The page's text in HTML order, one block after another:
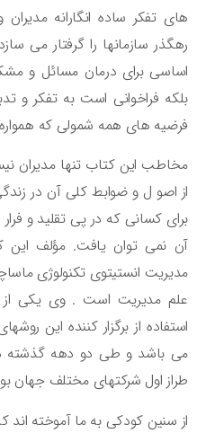
تفکر ساده انگارانه مدیران و
سازمانها را گرفتار می
برای درمان مسائل و مشکلات
فراخوانی است به تفکر و تدبر و
های همه شمولی که همواره
این کتاب تنها مدیران
اصو ل و ضوابط کلی آن در زندگی
کسانی که در پی تقلید و فرار از
نمی توان یافت. مؤلف این
انستیتوی تکنولوژی
مدیریت است . وی یکی از
از برگزار کننده این
باشد و طی دو دهه گذشته در
اول شرکتهای مختلف جهان بوده
سنین کودکی به ما آموخته اند که